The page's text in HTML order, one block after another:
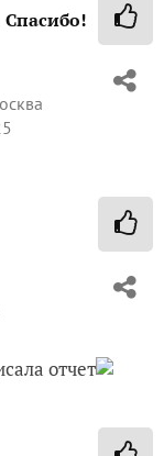
Спасибо!
отчет